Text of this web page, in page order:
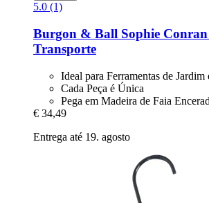
5.0 (1)
Burgon & Ball Sophie
Transporte
Ideal para Ferramentas de Jardim
Cada Peça é Única
Pega em Madeira de Faia
€ 34,49
Entrega até 19. agosto